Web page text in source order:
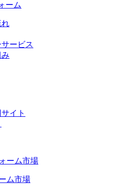
ーム
れ
ービス
イト
ム市場